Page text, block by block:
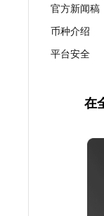
官方新闻稿
币种介绍
平台安全
在